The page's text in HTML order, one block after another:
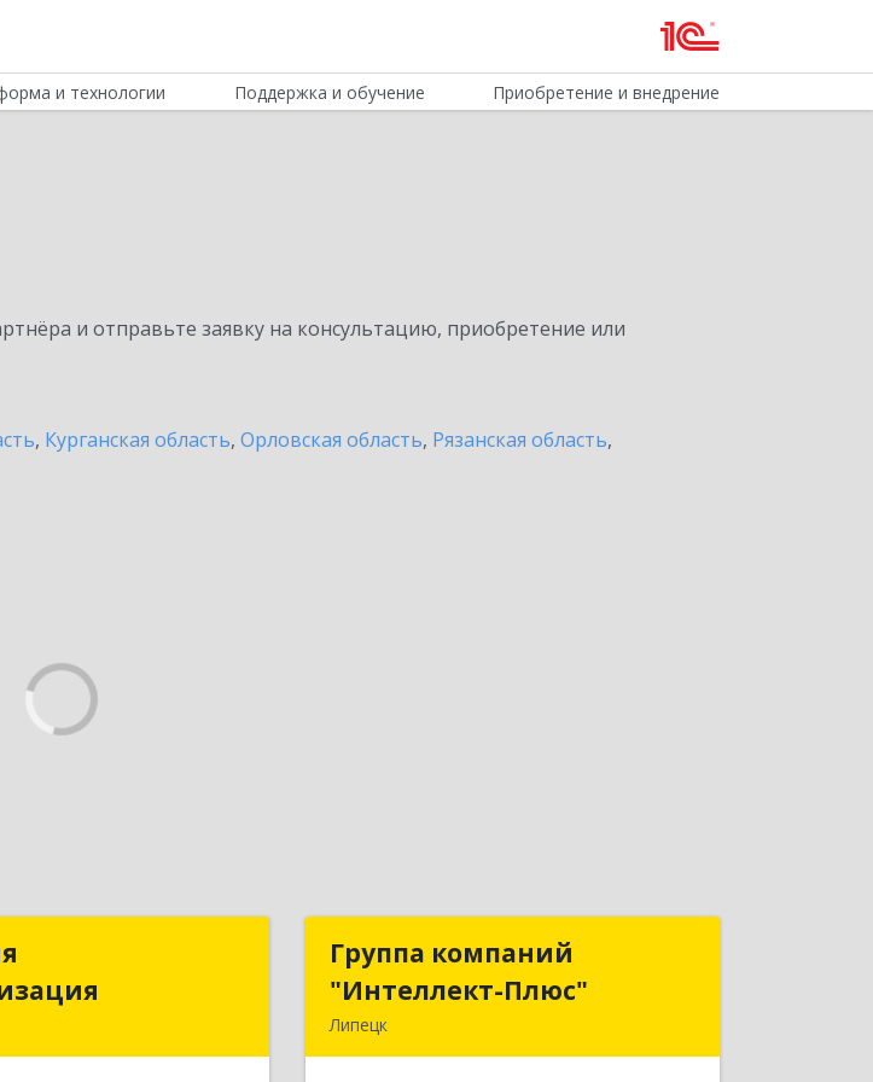
и технологии Поддержка и обучение Приобретение и внедрение
и отправьте заявку на консультацию, приобретение или
, Курганская область, Орловская область, Рязанская область,
Автоматизация
Группа компаний
"Интеллект-Плюс"
Липецк
Группа компаний
"Интеллект-Плюс"